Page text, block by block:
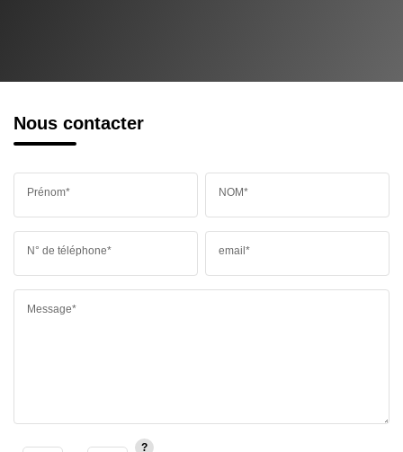
Nous contacter
Prénom* NOM*
N° de téléphone* email*
Message*